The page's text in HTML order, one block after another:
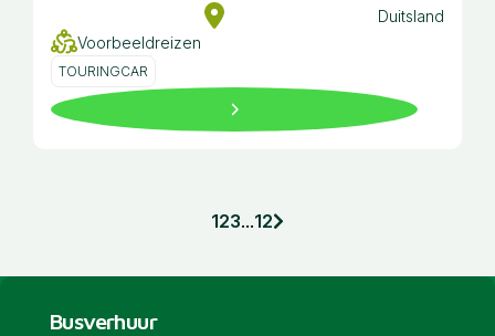
Duitsland
Voorbeeldreizen
TOURINGCAR
123...12
Busverhuur